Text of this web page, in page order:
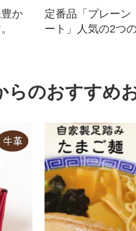
か
定番品「プレーン
ート」人気の2つ
らのおすすめ